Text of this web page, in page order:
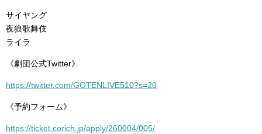
サイヤング
夜狼歌舞伎
ライラ
《劇団公式Twitter》
https://twitter.com/GOTENLIVE510?s=20
《予約フォーム》
https://ticket.corich.jp/apply/260004/005/